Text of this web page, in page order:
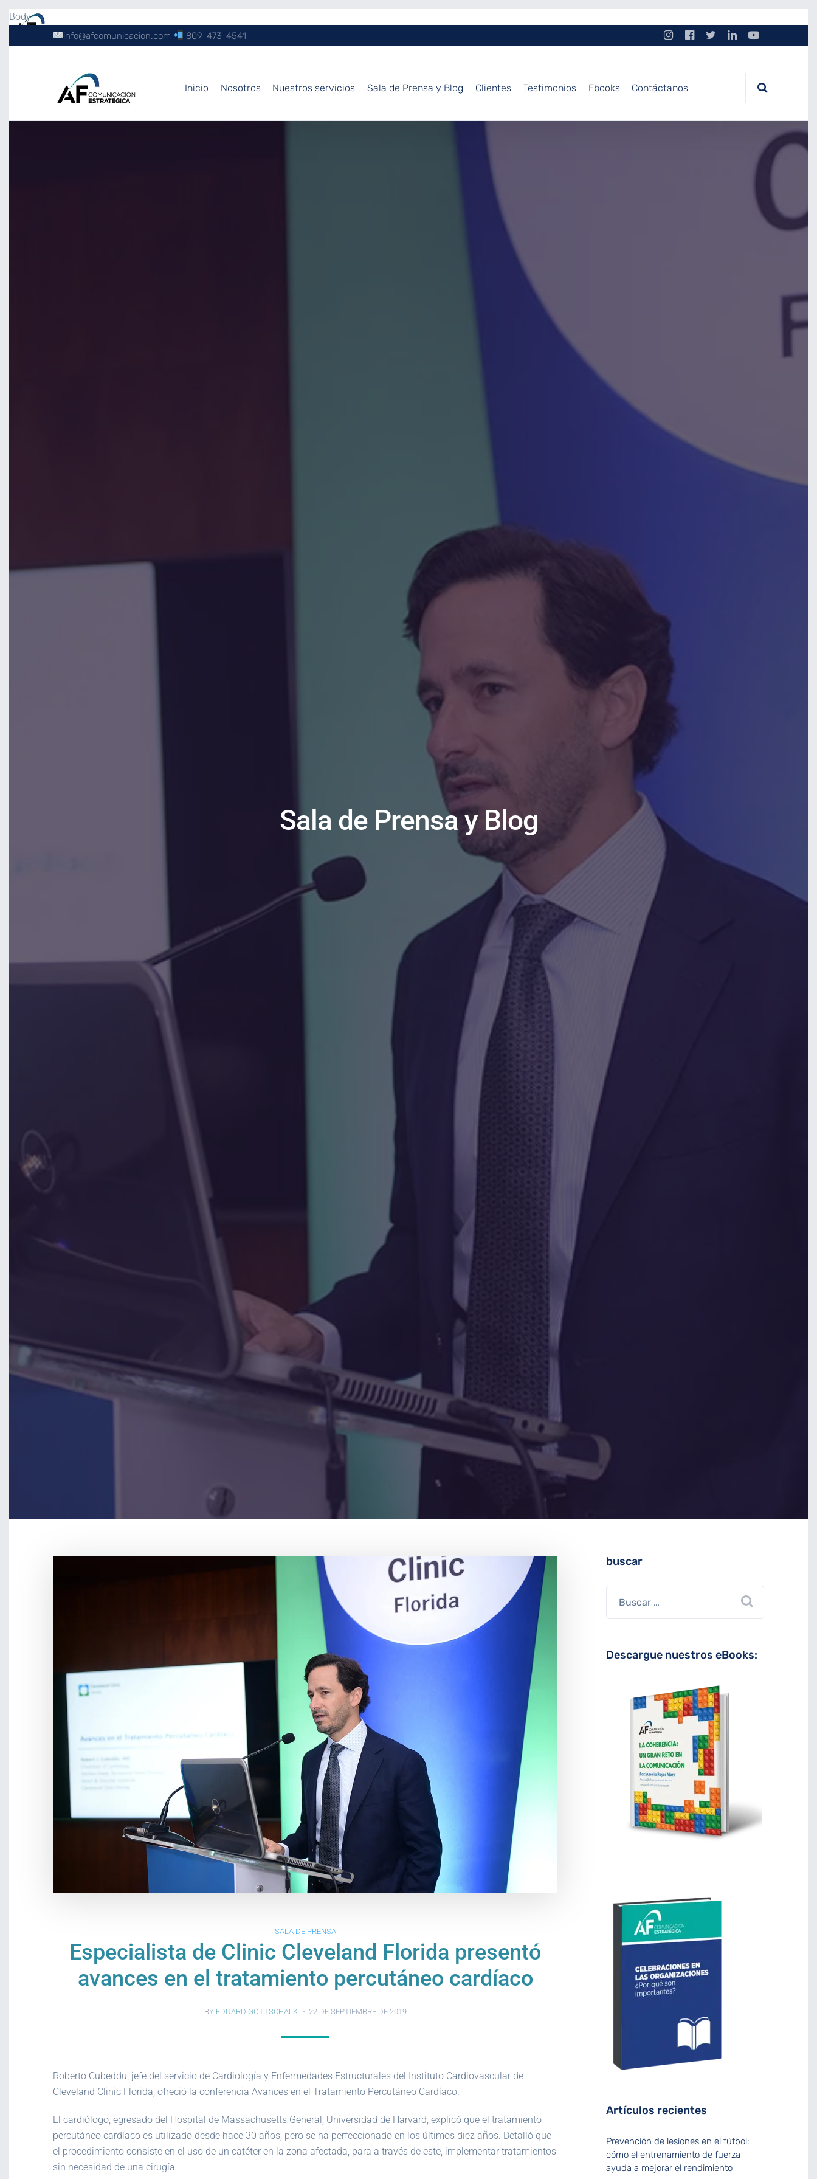
Body
info@afcomunicacion.com 809-473-4541
Inicio Nosotros Nuestros servicios Sala de Prensa y Blog Clientes Testimonios Ebooks Contáctanos
Sala de Prensa y Blog
SALA DE PRENSA
Especialista de Clinic Cleveland Florida presentó
avances en el tratamiento percutáneo cardíaco
BY EDUARD GOTTSCHALK 22 DE SEPTIEMBRE DE 2019
Roberto Cubeddu, jefe del servicio de Cardiología y Enfermedades Estructurales del Instituto Cardiovascular de
Cleveland Clinic Florida, ofreció la conferencia Avances en el Tratamiento Percutáneo Cardíaco.
El cardiólogo, egresado del Hospital de Massachusetts General, Universidad de Harvard, explicó que el tratamiento
percutáneo cardíaco es utilizado desde hace 30 años, pero se ha perfeccionado en los últimos diez años. Detalló que
el procedimiento consiste en el uso de un catéter en la zona afectada, para a través de este, implementar tratamientos
sin necesidad de una cirugía.
buscar
Descargue nuestros eBooks:
Artículos recientes
Prevención de lesiones en el fútbol:
cómo el entrenamiento de fuerza
ayuda a mejorar el rendimiento